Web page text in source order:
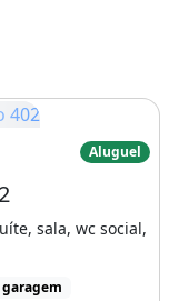
Aluguel
sala, wc social,
garagem